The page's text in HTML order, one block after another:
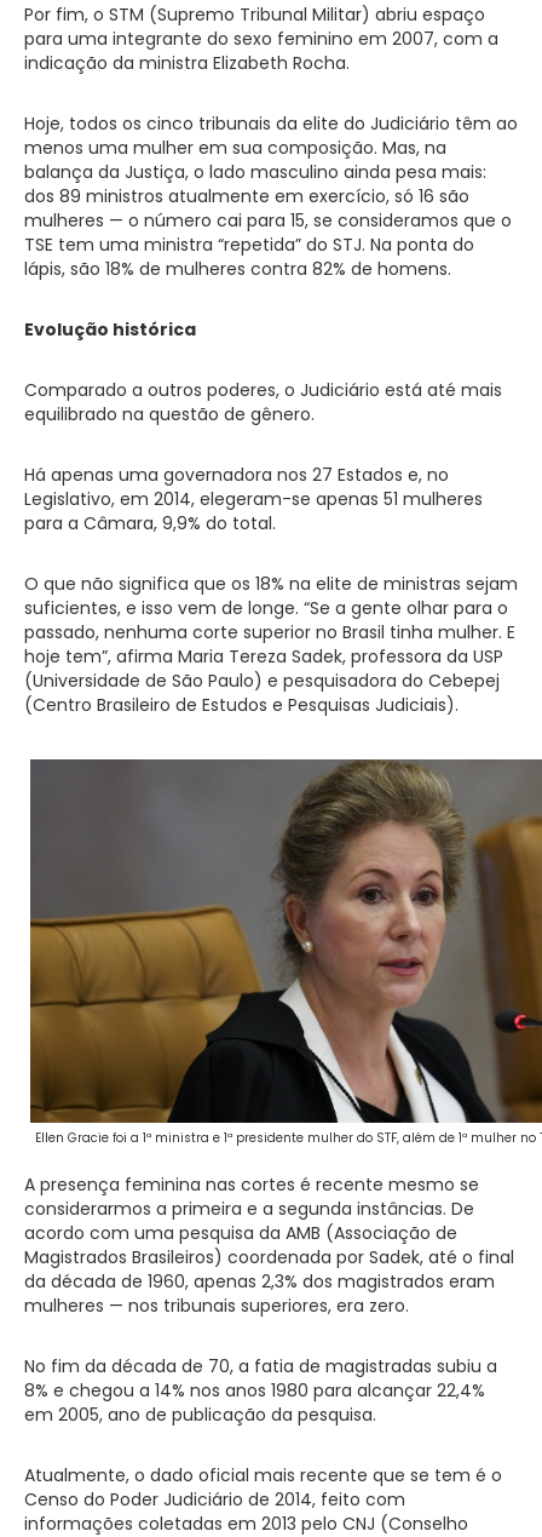
Por fim, o STM (Supremo Tribunal Militar) abriu espaço
para uma integrante do sexo feminino em 2007, com a
indicação da ministra Elizabeth Rocha.
Hoje, todos os cinco tribunais da elite do Judiciário têm ao
menos uma mulher em sua composição. Mas, na
balança da Justiça, o lado masculino ainda pesa mais:
dos 89 ministros atualmente em exercício, só 16 são
mulheres — o número cai para 15, se consideramos que o
TSE tem uma ministra “repetida” do STJ. Na ponta do
lápis, são 18% de mulheres contra 82% de homens.
Evolução histórica
Comparado a outros poderes, o Judiciário está até mais
equilibrado na questão de gênero.
Há apenas uma governadora nos 27 Estados e, no
Legislativo, em 2014, elegeram-se apenas 51 mulheres
para a Câmara, 9,9% do total.
O que não significa que os 18% na elite de ministras sejam
suficientes, e isso vem de longe. “Se a gente olhar para o
passado, nenhuma corte superior no Brasil tinha mulher. E
hoje tem”, afirma Maria Tereza Sadek, professora da USP
(Universidade de São Paulo) e pesquisadora do Cebepej
(Centro Brasileiro de Estudos e Pesquisas Judiciais).
Ellen Gracie foi a 1ª ministra e 1ª presidente mulher do STF, além de 1ª mulher
A presença feminina nas cortes é recente mesmo se
considerarmos a primeira e a segunda instâncias. De
acordo com uma pesquisa da AMB (Associação de
Magistrados Brasileiros) coordenada por Sadek, até o final
da década de 1960, apenas 2,3% dos magistrados eram
mulheres — nos tribunais superiores, era zero.
No fim da década de 70, a fatia de magistradas subiu a
8% e chegou a 14% nos anos 1980 para alcançar 22,4%
em 2005, ano de publicação da pesquisa.
Atualmente, o dado oficial mais recente que se tem é o
Censo do Poder Judiciário de 2014, feito com
informações coletadas em 2013 pelo CNJ (Conselho